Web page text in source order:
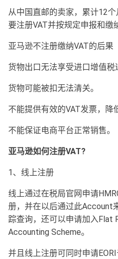
从中国直邮的卖家，累计12
要注册VAT并按规定申报和缴
亚马逊不注册缴纳VAT的后果
货物出口无法享受进口增值税
货物可能被扣无法清关。
不能提供有效的VAT发票，降
不能保证电商平台正常销售。
亚马逊如何注册VAT?
1、线上注册
线上通过在税局官网申请
册，并在以后通过此Account
踪查询，还可以申请加入Flat
Accounting Scheme。
并且线上注册可同时申请